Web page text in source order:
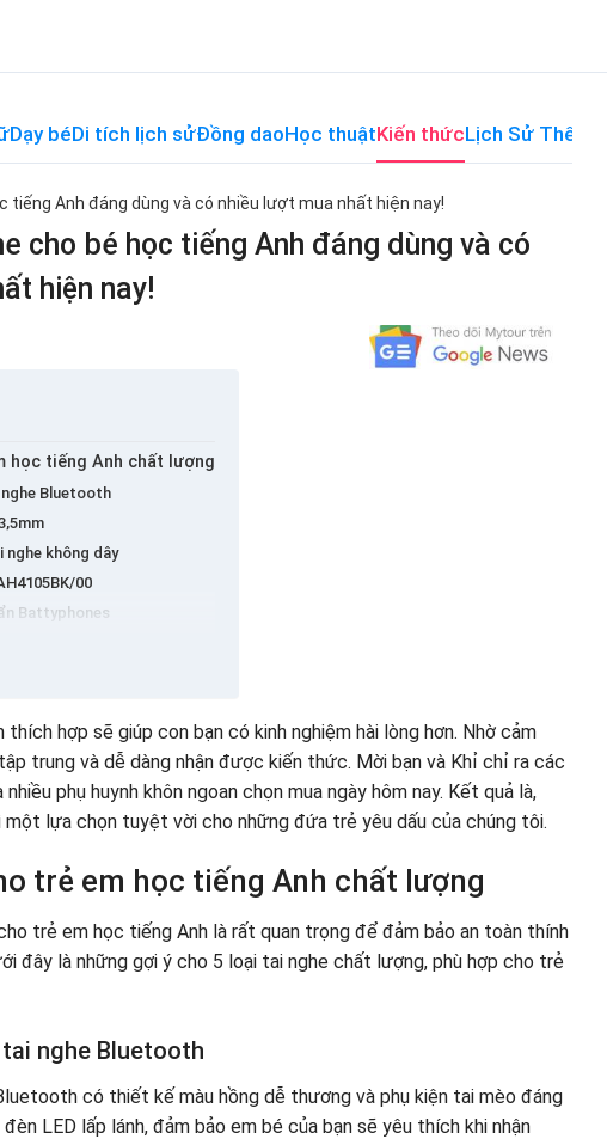
Dạy béDi tích lịch sửĐồng daoHọc thuậtKiến thứcLịch Sử Thế Giới
tiếng Anh đáng dùng và có nhiều lượt mua nhất hiện nay!
cho bé học tiếng Anh đáng dùng và có
hiện nay!
học tiếng Anh chất lượng
nghe Bluetooth
không dây
00
Battyphones
Anh valeriee
thích hợp sẽ giúp con bạn có kinh nghiệm hài lòng hơn. Nhờ cảm
trung và dễ dàng nhận được kiến ​​thức. Mời bạn và Khỉ chỉ ra các
phụ huynh khôn ngoan chọn mua ngày hôm nay. Kết quả là,
lựa chọn tuyệt vời cho những đứa trẻ yêu dấu của chúng tôi.
trẻ em học tiếng Anh chất lượng
trẻ em học tiếng Anh là rất quan trọng để đảm bảo an toàn thính
đây là những gợi ý cho 5 loại tai nghe chất lượng, phù hợp cho trẻ
tai nghe Bluetooth
có thiết kế màu hồng dễ thương và phụ kiện tai mèo đáng
LED lấp lánh, đảm bảo em bé của bạn sẽ yêu thích khi nhận